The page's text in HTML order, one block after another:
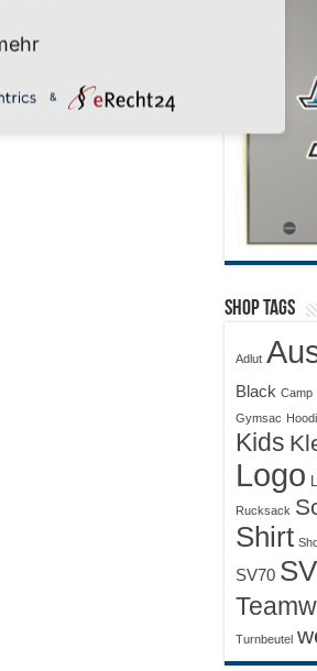
Shop Tags
Adlut
Black Camp
Gymsac
Kids
Logo
Rucksack
Shirt
SV70
Turnbeutel
&